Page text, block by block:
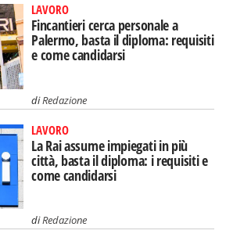
LAVORO
Fincantieri cerca personale a
Palermo, basta il diploma: requisiti
e come candidarsi
diRedazione
LAVORO
La Rai assume impiegati in più
città, basta il diploma: i requisiti e
come candidarsi
diRedazione